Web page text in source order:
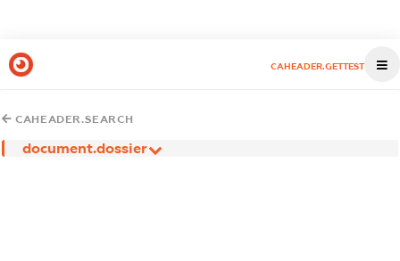
CAHEADER.GETTEST
CAHEADER.SEARCH
document.dossier